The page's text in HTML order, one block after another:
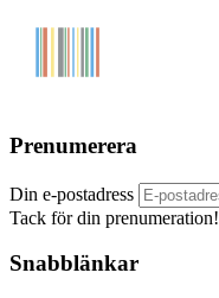
Prenumerera
Din e-postadress
Tack för din prenumeration!
Snabblänkar